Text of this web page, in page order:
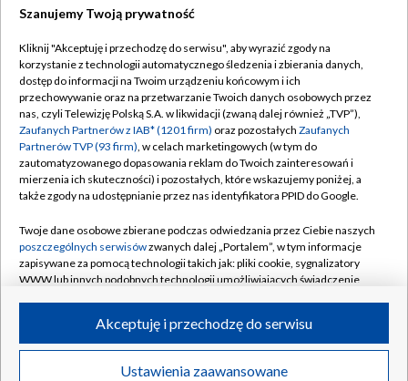
TVP
Abonament TVP
Emisja w TVP
Centrum informacji TVP
Naziemna Telewizja Cyfrowa
Rada Programowa
System NOS
Informacje o nadawcy
Program dla prasy
Regulamin TVP
Polityka prywatności
Moje zgody
Pomoc
Kontakt
Kanały
©2026 Telewizja Polska S.A. w likwidacji
Szanujemy Twoją prywatność
Kliknij "Akceptuję i przechodzę do serwisu", aby wyrazić zgody na
korzystanie z technologii automatycznego śledzenia i zbierania danych,
dostęp do informacji na Twoim urządzeniu końcowym i ich
przechowywanie oraz na przetwarzanie Twoich danych osobowych przez
nas, czyli Telewizję Polską S.A. w likwidacji (zwaną dalej również „TVP”),
Zaufanych Partnerów z IAB* (1201 firm) oraz pozostałych Zaufanych
Partnerów TVP (93 firm), w celach marketingowych (w tym do
zautomatyzowanego dopasowania reklam do Twoich zainteresowań i
mierzenia ich skuteczności) i pozostałych, które wskazujemy poniżej, a
także zgody na udostępnianie przez nas identyfikatora PPID do Google.
Twoje dane osobowe zbierane podczas odwiedzania przez Ciebie naszych
poszczególnych serwisówzwanych dalej „Portalem”, w tym informacje
zapisywane za pomocą technologii takich jak: pliki cookie, sygnalizatory
WWW lub innych podobnych technologii umożliwiających świadczenie
ruchu w Internecie.
Twoje dane osobowe zbierane podczas odwiedzania przez Ciebie
Ustawienia zaawansowane
Akceptuję i przechodzę do serwisu